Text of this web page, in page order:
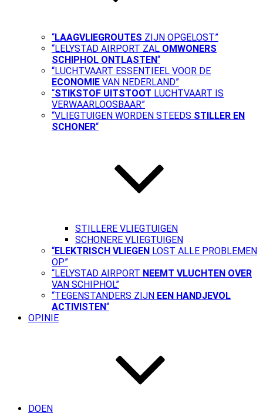
“LAAGVLIEGROUTES ZIJN OPGELOST”
“LELYSTAD AIRPORT ZAL OMWONERS
SCHIPHOL ONTLASTEN“
“LUCHTVAART ESSENTIEEL VOOR DE
ECONOMIE VAN NEDERLAND”
“STIKSTOF UITSTOOT LUCHTVAART IS
VERWAARLOOSBAAR”
“VLIEGTUIGEN WORDEN STEEDS STILLER EN
SCHONER“
STILLERE VLIEGTUIGEN
SCHONERE VLIEGTUIGEN
“ELEKTRISCH VLIEGEN LOST ALLE PROBLEMEN
OP”
“LELYSTAD AIRPORT NEEMT VLUCHTEN OVER
VAN SCHIPHOL”
“TEGENSTANDERS ZIJN EEN HANDJEVOL
ACTIVISTEN“
OPINIE
DOEN